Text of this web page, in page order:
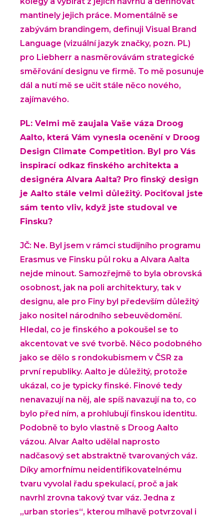
mantinely jejich práce. Momentálně se
zabývám brandingem, definuji Visual Brand
Language (vizuální jazyk značky, pozn. PL)
pro Liebherr a nasměrovávám strategické
směřování designu ve firmě. To mě posunuje
dál a nutí mě se učit stále něco nového,
zajímavého.
PL: Velmi mě zaujala Vaše váza Droog
Aalto, která Vám vynesla ocenění v Droog
Design Climate Competition. Byl pro Vás
inspirací odkaz finského architekta a
designéra Alvara Aalta? Pro finský design
je Aalto stále velmi důležitý. Pociťoval jste
sám tento vliv, když jste studoval ve
Finsku?
JČ: Ne. Byl jsem v rámci studijního programu
Erasmus ve Finsku půl roku a Alvara Aalta
nejde minout. Samozřejmě to byla obrovská
osobnost, jak na poli architektury, tak v
designu, ale pro Finy byl především důležitý
jako nositel národního sebeuvědomění.
Hledal, co je finského a pokoušel se to
akcentovat ve své tvorbě. Něco podobného
jako se dělo s rondokubismem v ČSR za
první republiky. Aalto je důležitý, protože
ukázal, co je typicky finské. Finové tedy
nenavazují na něj, ale spíš navazují na to, co
bylo před ním, a prohlubují finskou identitu.
Podobně to bylo vlastně s Droog Aalto
vázou. Alvar Aalto udělal naprosto
nadčasový set abstraktně tvarovaných váz.
Díky amorfnímu neidentifikovatelnému
tvaru vyvolal řadu spekulací, proč a jak
navrhl zrovna takový tvar váz. Jedna z
„urban stories“, kterou mlhavě potvrzoval i